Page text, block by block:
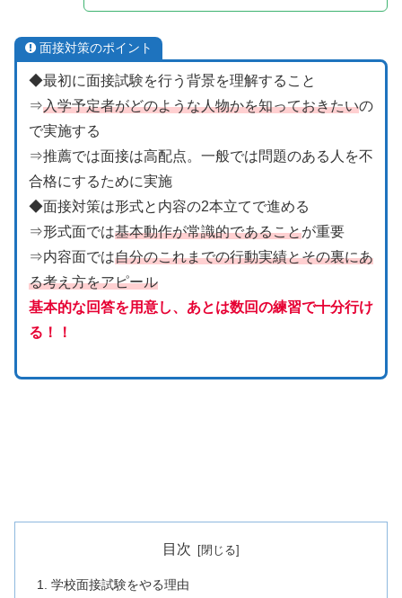
面接対策のポイント
◆最初に面接試験を行う背景を理解すること
⇒入学予定者がどのような人物かを知っておきたいの
で実施する
⇒推薦では面接は高配点。一般では問題のある人を不
合格にするために実施
◆面接対策は形式と内容の2本立てで進める
⇒形式面では基本動作が常識的であることが重要
⇒内容面では自分のこれまでの行動実績とその裏にあ
る考え方をアピール
基本的な回答を用意し、あとは数回の練習で十分行け
る！！
目次
学校面接試験をやる理由